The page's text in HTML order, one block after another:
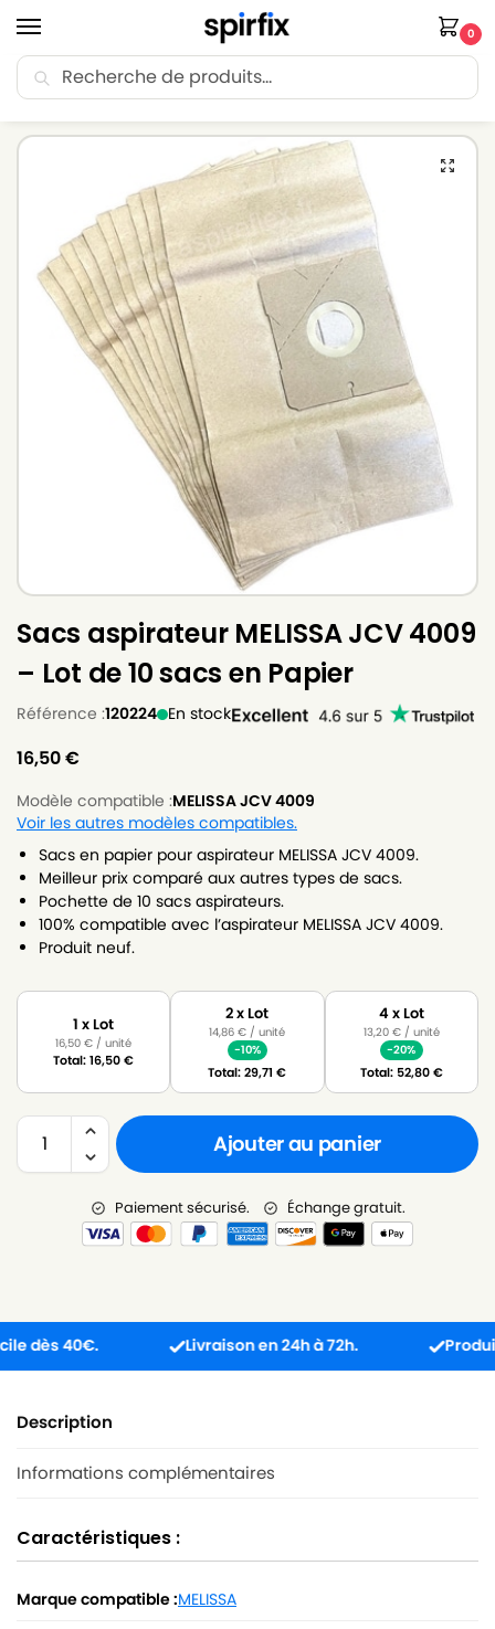
0
🚚 Livraison Point Relais offerte dès 30€ d’achat.
Sacs aspirateur MELISSA JCV 4009
– Lot de 10 sacs en Papier
Référence :120224 En stock
16,50€
Modèle compatible :MELISSA JCV 4009
Voir les autres modèles compatibles.
Sacs en papier pour aspirateur MELISSA JCV 4009.
Meilleur prix comparé aux autres types de sacs.
Pochette de 10 sacs aspirateurs.
100% compatible avec l’aspirateur MELISSA JCV 4009.
Produit neuf.
1 x Lot
16,50€ / unité
Total:16,50€
2 x Lot
14,86€ / unité
-10%
Total:29,71€
4 x Lot
13,20 €/ unité
-20%
Total: 52,80€
Ajouter au panier
Paiement sécurisé. Échange gratuit.
40€. Livraison en 24h à 72h. Produit
Description
Informations complémentaires
Caractéristiques :
Marque compatible :MELISSA